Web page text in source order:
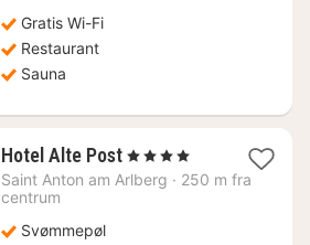
Gratis Wi-Fi
Restaurant
Sauna
Hotel Alte Post1
nat
, 4 Stjerner
Saint Anton am Arlberg · 250 m fra
centrum
Svømmepøl